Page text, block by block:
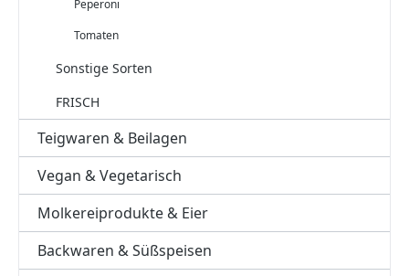
Peperoni
Tomaten
Sonstige Sorten
FRISCH
Teigwaren & Beilagen
Vegan & Vegetarisch
Molkereiprodukte & Eier
Backwaren & Süßspeisen